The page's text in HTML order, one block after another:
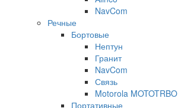
NavCom
Речные
Бортовые
Нептун
Гранит
NavCom
Связь
Motorola MOTOTRBO
Портативные